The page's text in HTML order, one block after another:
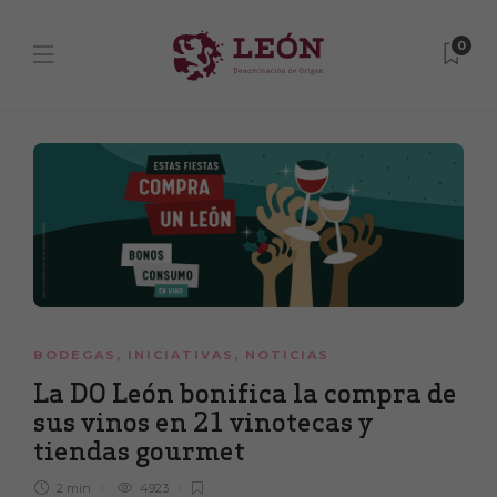
0
BODEGAS , INICIATIVAS , NOTICIAS
La DO León bonifica la compra de
sus vinos en 21 vinotecas y
tiendas gourmet
2 min 4923